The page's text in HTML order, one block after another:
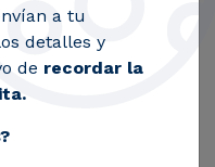
a tu
detalles y
de recordar la